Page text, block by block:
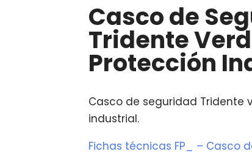
Casco de
Tridente
Protección
Casco de seguridad Tridente
industrial.
Fichas técnicas FP_ – Casco